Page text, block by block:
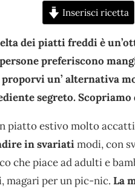
Inserisci ricetta
dei piatti freddi è
preferiscono
un’ alternativa
segreto.
piatto estivo molto
in svariatimodi, con
che piace ad adulti e
magari per un pic-nic. La